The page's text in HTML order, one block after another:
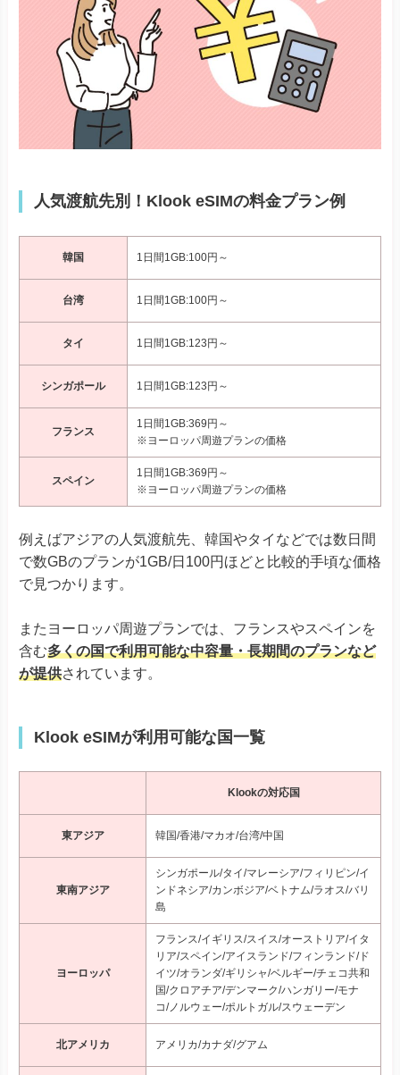
人気渡航先別！Klook eSIMの料金プラン例
韓国 1日間1GB:100円～
台湾 1日間1GB:100円～
タイ 1日間1GB:123円～
シンガポール 1日間1GB:123円～
フランス
1日間1GB:369円～
※ヨーロッパ周遊プランの価格
スペイン
1日間1GB:369円～
※ヨーロッパ周遊プランの価格
例えばアジアの人気渡航先、韓国やタイなどでは数日間
で数GBのプランが1GB/日100円ほどと比較的手頃な価格
で見つかります。
またヨーロッパ周遊プランでは、フランスやスペインを
含む多くの国で利用可能な中容量・長期間のプランなど
が提供されています。
Klook eSIMが利用可能な国一覧
Klookの対応国
東アジア 韓国/香港/マカオ/台湾/中国
東南アジア
シンガポール/タイ/マレーシア/フィリピン/イ
ンドネシア/カンボジア/ベトナム/ラオス/バリ
島
ヨーロッパ
フランス/イギリス/スイス/オーストリア/イタ
リア/スペイン/アイスランド/フィンランド/ド
イツ/オランダ/ギリシャ/ベルギー/チェコ共和
国/クロアチア/デンマーク/ハンガリー/モナ
コ/ノルウェー/ポルトガル/スウェーデン
北アメリカ アメリカ/カナダ/グアム